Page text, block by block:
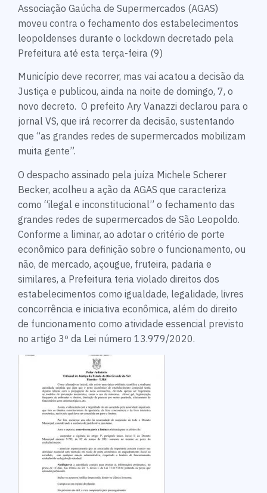
Associação Gaúcha de Supermercados (AGAS)
moveu contra o fechamento dos estabelecimentos
leopoldenses durante o lockdown decretado pela
Prefeitura até esta terça-feira (9)
Município deve recorrer, mas vai acatou a decisão da
Justiça e publicou, ainda na noite de domingo, 7, o
novo decreto. O prefeito Ary Vanazzi declarou para o
jornal VS, que irá recorrer da decisão, sustentando
que “as grandes redes de supermercados mobilizam
muita gente”.
O despacho assinado pela juíza Michele Scherer
Becker, acolheu a ação da AGAS que caracteriza
como “ilegal e inconstitucional” o fechamento das
grandes redes de supermercados de São Leopoldo.
Conforme a liminar, ao adotar o critério de porte
econômico para definição sobre o funcionamento, ou
não, de mercado, açougue, fruteira, padaria e
similares, a Prefeitura teria violado direitos dos
estabelecimentos como igualdade, legalidade, livres
concorrência e iniciativa econômica, além do direito
de funcionamento como atividade essencial previsto
no artigo 3º da Lei número 13.979/2020.